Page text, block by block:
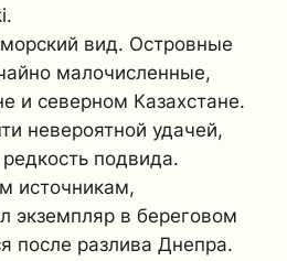
вид. Островные
малочисленные,
и северном Казахстане.
невероятной удачей,
подвида.
источникам,
экземпляр в береговом
после разлива Днепра.